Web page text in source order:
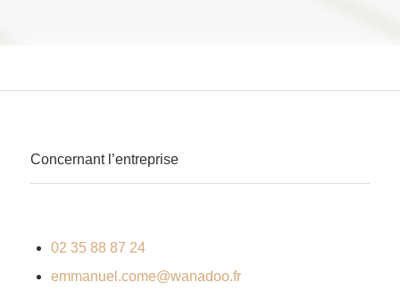
Concernant l’entreprise
02 35 88 87 24
emmanuel.come@wanadoo.fr